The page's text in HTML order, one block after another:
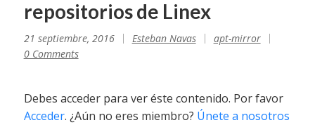
repositorios de Linex
21 septiembre, 2016 Esteban Navas
apt-mirror
0 Comments
Debes acceder para ver éste contenido. Por favor
Acceder. ¿Aún no eres miembro? Únete a nosotros